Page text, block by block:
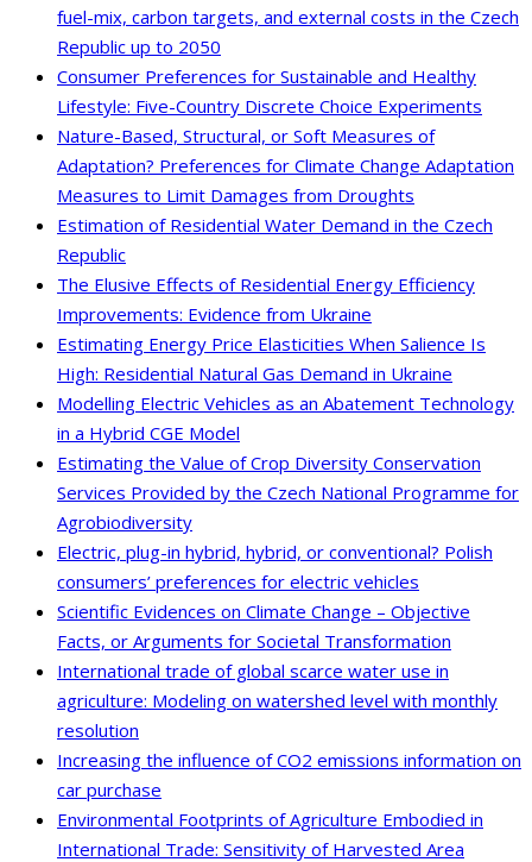
fuel-mix, carbon targets, and external costs in the Czech
Republic up to 2050
Consumer Preferences for Sustainable and Healthy
Lifestyle: Five-Country Discrete Choice Experiments
Nature-Based, Structural, or Soft Measures of
Adaptation? Preferences for Climate Change Adaptation
Measures to Limit Damages from Droughts
Estimation of Residential Water Demand in the Czech
Republic
The Elusive Effects of Residential Energy Efficiency
Improvements: Evidence from Ukraine
Estimating Energy Price Elasticities When Salience Is
High: Residential Natural Gas Demand in Ukraine
Modelling Electric Vehicles as an Abatement Technology
in a Hybrid CGE Model
Estimating the Value of Crop Diversity Conservation
Services Provided by the Czech National Programme for
Agrobiodiversity
Electric, plug-in hybrid, hybrid, or conventional? Polish
consumers’ preferences for electric vehicles
Scientific Evidences on Climate Change – Objective
Facts, or Arguments for Societal Transformation
International trade of global scarce water use in
agriculture: Modeling on watershed level with monthly
resolution
Increasing the influence of CO2 emissions information on
car purchase
Environmental Footprints of Agriculture Embodied in
International Trade: Sensitivity of Harvested Area